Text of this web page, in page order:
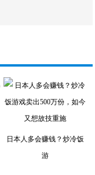
日本人多会赚钱？炒冷饭
游